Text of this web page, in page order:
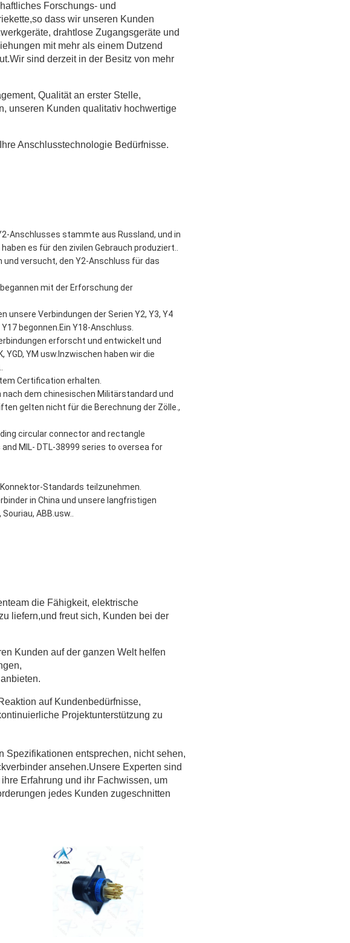
Forschungs- und
dass wir unseren Kunden
drahtlose Zugangsgeräte und
mit mehr als einem Dutzend
sind derzeit in der Besitz von mehr
Qualität an erster Stelle,
unseren Kunden qualitativ hochwertige
Anschlusstechnologie Bedürfnisse.
Anschlusses stammte aus Russland, und in
es für den zivilen Gebrauch produziert..
versucht, den Y2-Anschluss für das
mit der Erforschung der
Verbindungen der Serien Y2, Y3, Y4
begonnen.Ein Y18-Anschluss.
erforscht und entwickelt und
YM usw.Inzwischen haben wir die
Certification erhalten.
dem chinesischen Militärstandard und
gelten nicht für die Berechnung der Zölle.,
circular connector and rectangle
MIL- DTL-38999 series to oversea for
Standards teilzunehmen.
in China und unsere langfristigen
ABB.usw..
die Fähigkeit, elektrische
liefern,und freut sich, Kunden bei der
Kunden auf der ganzen Welt helfen
auf Kundenbedürfnisse,
Projektunterstützung zu
Spezifikationen entsprechen, nicht sehen,
ansehen.Unsere Experten sind
Erfahrung und ihr Fachwissen, um
jedes Kunden zugeschnitten